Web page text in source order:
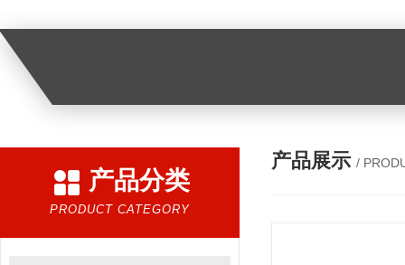
产品分类
PRODUCT CATEGORY
产品展示 /